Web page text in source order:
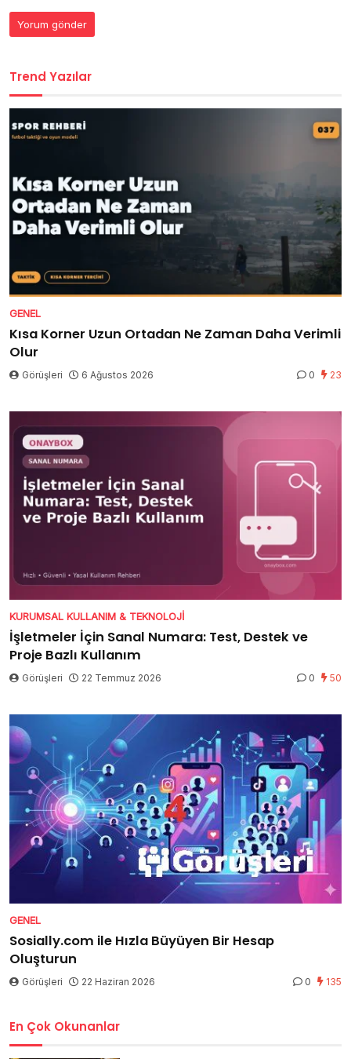
Trend Yazılar
GENEL
Kısa Korner Uzun Ortadan Ne Zaman Daha Verimli
Olur
Görüşleri 6 Ağustos 2026 0 23
KURUMSAL KULLANIM & TEKNOLOJI
İşletmeler İçin Sanal Numara: Test, Destek ve
Proje Bazlı Kullanım
Görüşleri 22 Temmuz 2026 0 50
GENEL
Sosially.com ile Hızla Büyüyen Bir Hesap
Oluşturun
Görüşleri 22 Haziran 2026 0 135
En Çok Okunanlar